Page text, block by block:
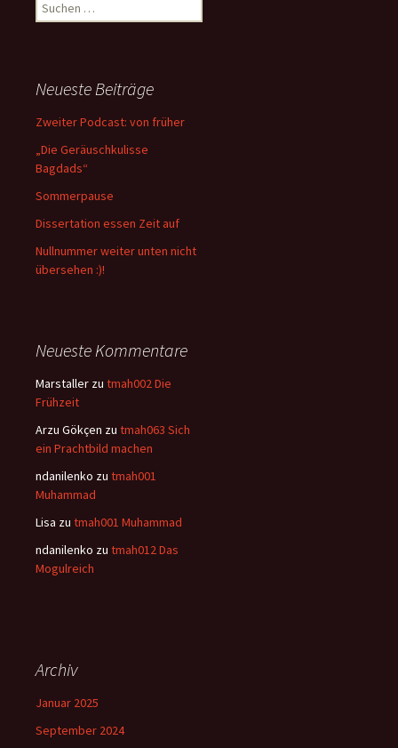
nach:
Neueste Beiträge
Zweiter Podcast: von früher
„Die Geräuschkulisse
Bagdads“
Sommerpause
Dissertation essen Zeit auf
Nullnummer weiter unten nicht
übersehen :)!
Neueste Kommentare
Marstaller zu tmah002 Die
Frühzeit
Arzu Gökçen zu tmah063 Sich
ein Prachtbild machen
ndanilenko zu tmah001
Muhammad
Lisa zu tmah001 Muhammad
ndanilenko zu tmah012 Das
Mogulreich
Archiv
Januar 2025
September 2024